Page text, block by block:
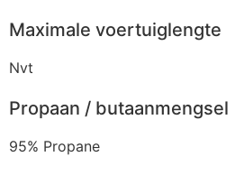
Maximale voertuiglengte
Nvt
Propaan / butaanmengsel
95% Propane